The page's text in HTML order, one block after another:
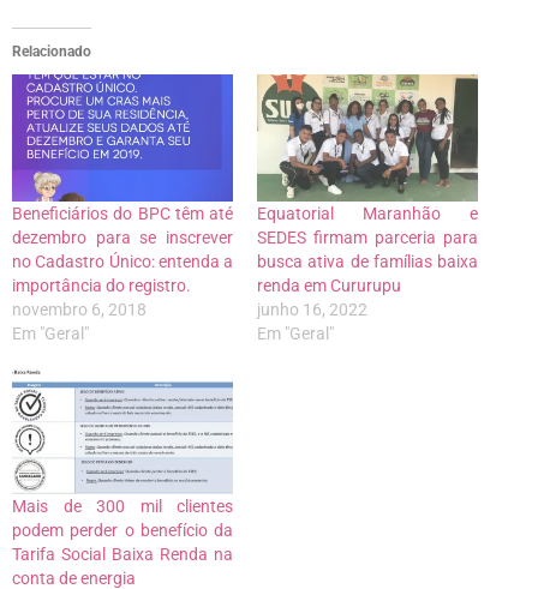
Relacionado
Beneficiários do BPC têm até
dezembro para se inscrever
no Cadastro Único: entenda a
importância do registro.
novembro 6, 2018
Em "Geral"
Equatorial Maranhão e
SEDES firmam parceria para
busca ativa de famílias baixa
renda em Cururupu
junho 16, 2022
Em "Geral"
Mais de 300 mil clientes
podem perder o benefício da
Tarifa Social Baixa Renda na
conta de energia